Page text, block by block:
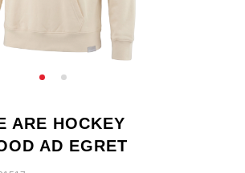
ARE HOCKEY
AD EGRET